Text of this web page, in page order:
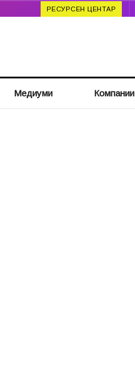
РЕСУРСЕН ЦЕНТАР
Медиуми Компании